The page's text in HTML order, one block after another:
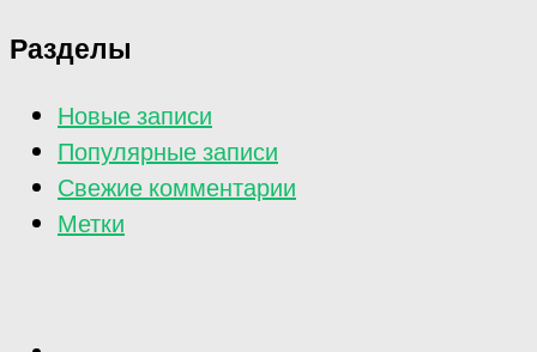
Разделы
Новые записи
Популярные записи
Свежие комментарии
Метки